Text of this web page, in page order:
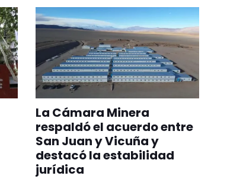
La Cámara Minera
respaldó el acuerdo entre
San Juan y Vicuña y
destacó la estabilidad
jurídica